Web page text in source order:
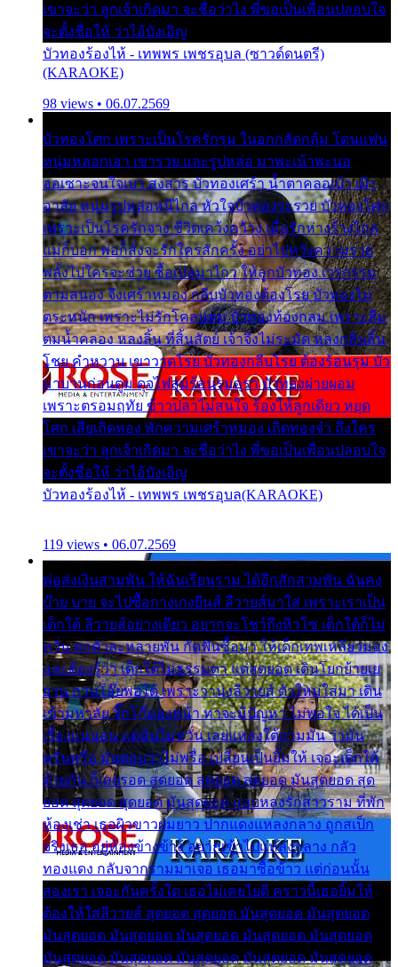
เขาจะว่า ลูกเจ้าเกิดมา จะชื่อว่าไง พี่ขอเป็นเพื่อนปลอบใจ
จะตั้งชื่อให้ ว่าไอ้บังเอิญ
บัวทองร้องไห้ - เทพพร เพชรอุบล (ซาวด์ดนตรี)
(KARAOKE)
98 views • 06.07.2569
บัวทองโศก เพราะเป็นโรครักรุม ในอกกลัดกลุ้ม โดนแฟน
หนุ่มหลอกเอา เขารวย และรูปหล่อ มาพะเน้าพะนอ
ออเซาะจนใจเบา สงสาร บัวทองเศร้า น้ำตาคลอเบ้า เฝ้า
อาลัย หนุ่มรูปหล่อหนีไกล หัวใจบัวทองระรวย บัวทองโศก
เพราะเป็นโรครักจาง ชีวิตเคว้งคว้าง เมื่อรักห่างร้างไกล
แม่ก็บอก พ่อก็สั่งจะรักใครสักครั้ง อย่าไปหวังความรวย
พลั้งไปใครจะช่วย ซื้อเปลมาไกว ให้ลูกบัวทอง เวรกรรม
ตามสนอง จึงเศร้าหมอง กลีบบัวทองต้องโรย บัวทองไม่
ตระหนัก เพราะไม่รักโคลนตม บัวทองท้องกลม เพราะลืม
ตมน้ำคลอง หลงลิ้น ที่สิ้นสัตย์ เจ้าจึงไม่ระมัด หลงกลิ่นลิ้น
โชย คำหวาน เขาวาดโรย บัวทองกลีบโรย ต้องร้อนรุม บัว
มาบานก่อนตูม ดุจไฟสุมร้อนรุมอุรา บัวทองผ่ายผอม
เพราะตรอมฤทัย ข้าวปลาไม่สนใจ ร้องไห้ลูกเดียว หยุด
โศก เสียเถิดทอง พักความเศร้าหมอง เถิดทองจ๋า ถึงใคร
เขาจะว่า ลูกเจ้าเกิดมา จะชื่อว่าไง พี่ขอเป็นเพื่อนปลอบใจ
จะตั้งชื่อให้ ว่าไอ้บังเอิญ
บัวทองร้องไห้ - เทพพร เพชรอุบล(KARAOKE)
119 views • 06.07.2569
พ่อส่งเงินสามพัน ให้ฉันเรียนราม ได้อีกสักสามพัน ฉันคง
บ๊าย บาย จะไปซื้อกางเกงยีนส์ ลีวายส์มาใส่ เพราะเราเป็น
เด็กใต้ ลีวายส์อย่างเดียว อยากจะโชว์ถึงหิวโซ เด็กใต้ก็ไม่
หวั่น ตกตัวละหลายพัน กัดฟันซื้อมา ให้เด็กเทพเหลียวมอง
และต้องรู้ว่า เด็กใต้ไม่ธรรมดา แต่สุดยอด เดินโยกย้ายเย
ยวน กวนโอ๊ยพอได้ เพราะว่านุ่งลีวายส์ ตัวใหม่ใส่มา เดิน
เข้ามหาลัย จิ๊กโก๊มองหน้า ท่าจะมีปัญหา ไม่พอใจ ได้เป็น
เรื่องแน่นอน แต่ฉันไม่หวั่น เลยแหลงใต้ถามมัน ว่ามัน
พรั่นพรือ มันตอบว่าไม่พรื่อ เปลี่ยนเป็นยิ้มให้ เจอะเด็กใต้
ด้วยกัน ก็เลยรอด สุดยอด สุดยอด สุดยอด มันสุดยอด สุด
ยอด สุดยอด สุดยอด มันสุดยอด แอบหลงรักสาวราม ที่พัก
ห้องเช่า เธอผิวขาวผมยาว ปากแดงแหลงกลาง ถูกสเป็ก
จริงเธอ อยู่ห้องข้างข้าง อยากเข้าไปแหลงกลาง กลัว
ทองแดง กลับจากรามมาเจอ เธอมาซื้อข้าว แต่ก่อนนั้น
สองเรา เจอะกันครั้งใด เธอไม่เคยไยดี คราวนี้เธอยิ้มให้
ต้องให้ใส่ลีวายส์ สุดยอด สุดยอด มันสุดยอด มันสุดยอด
มันสุดยอด มันสุดยอด มันสุดยอด มันสุดยอด มันสุดยอด
มันสุดยอด มันสุดยอด มันสุดยอด มันสุดยอด มันสุดยอด